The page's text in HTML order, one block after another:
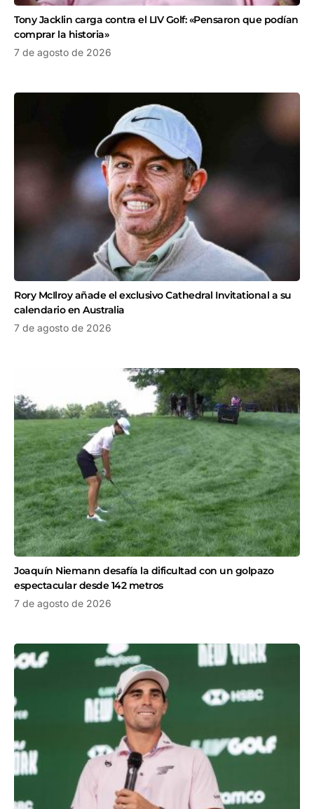
Tony Jacklin carga contra el LIV Golf: «Pensaron que podían
comprar la historia»
7 de agosto de 2026
Rory McIlroy añade el exclusivo Cathedral Invitational a su
calendario en Australia
7 de agosto de 2026
Joaquín Niemann desafía la dificultad con un golpazo
espectacular desde 142 metros
7 de agosto de 2026